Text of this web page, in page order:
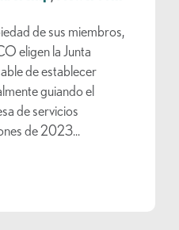
de sus miembros,
eligen la Junta
de establecer
guiando el
de servicios
de 2023...